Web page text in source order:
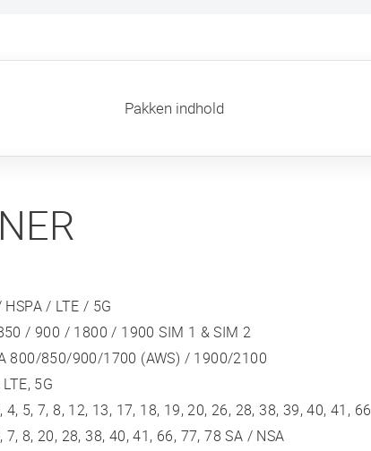
Pakken indhold
HSPA / LTE / 5G
/ 900 / 1800 / 1900 SIM 1 & SIM 2
800/850/900/1700 (AWS) / 1900/2100
LTE, 5G
4, 5, 7, 8, 12, 13, 17, 18, 19, 20, 26, 28, 38, 39, 40, 41, 66
7, 8, 20, 28, 38, 40, 41, 66, 77, 78 SA / NSA